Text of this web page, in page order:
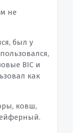
не
был у
BIC и
как
ковш,